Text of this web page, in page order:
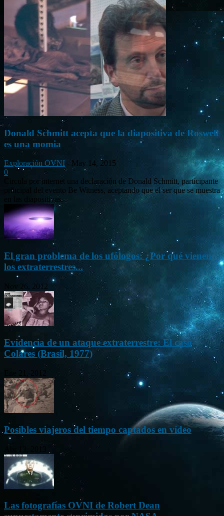
Donald Schmitt acepta que la diapositiva de Roswell
es una momia
Exploración OVNI - May 14, 2015
0
Circula por internet una declaración de Donald Schmitt, participante
principal del evento Be Witness, aceptando que el ser que se muestra
en las diapositivas...
El gran problema de los ufólogos: ¿Por qué vienen
los extraterrestres...
Nov 26, 2012
Evidencia de un ataque extraterrestre: El caso
Colares (Brasil, 1977)
Posibles viajeros del tiempo captados en vídeo
Las fotografías OVNI de Robert Dean